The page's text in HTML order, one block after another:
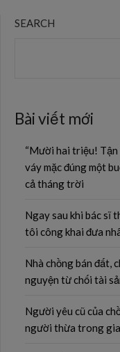
SEARCH
Bài viết mới
“Mười hai triệu! Tận
váy mặc đúng một
cả tháng trời
Ngay sau khi bác sĩ
tôi công khai đưa
Nhà chồng bán đất,
nguyện từ chối tài
Người yêu cũ của
người thừa trong